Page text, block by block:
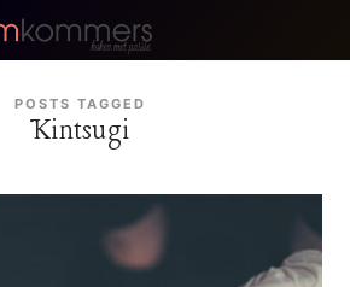
POSTS TAGGED
Kintsugi